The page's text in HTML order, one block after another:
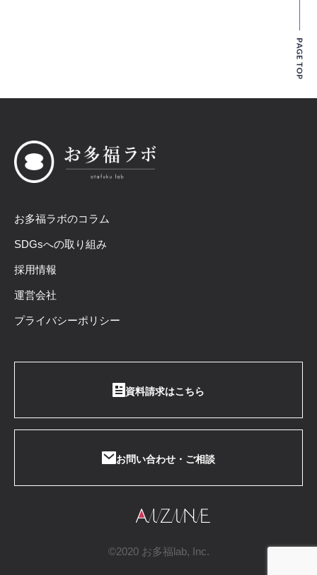
お多福ラボのコラム
SDGsへの取り組み
採用情報
運営会社
プライバシーポリシー
資料請求はこちら
お問い合わせ・ご相談
©2020 お多福lab, Inc.